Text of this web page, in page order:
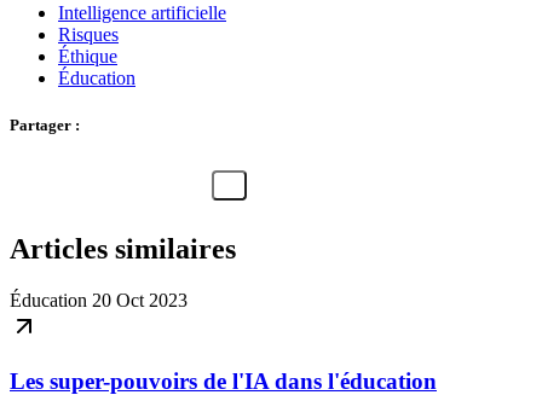
Intelligence artificielle
Risques
Éthique
Éducation
Partager :
Articles similaires
Éducation 20 Oct 2023
Les super-pouvoirs de l'IA dans l'éducation